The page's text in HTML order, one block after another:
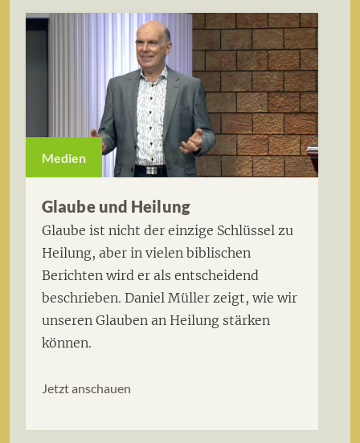
Medien
Glaube und Heilung
Glaube ist nicht der einzige Schlüssel zu
Heilung, aber in vielen biblischen
Berichten wird er als entscheidend
beschrieben. Daniel Müller zeigt, wie wir
unseren Glauben an Heilung stärken
können.
Jetzt anschauen